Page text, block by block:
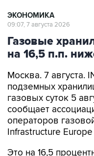
Газовые
на 16,5 п.п.
Москва. 7 августа.
газовых суток 5
сообщает
операторов
Infrastructure Europe
Это на 16,5